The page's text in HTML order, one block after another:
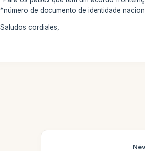
*número de documento de identidade
Saludos cordiales,
Név